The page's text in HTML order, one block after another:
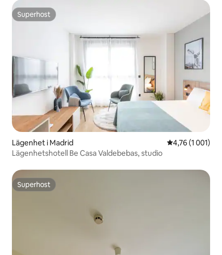
Superhost
Superhost
Lägenhet i Madrid 4,76 av 5 i
4,76 (1 001)
Lägenhetshotell Be Casa Valdebebas, studio
Superhost
Superhost